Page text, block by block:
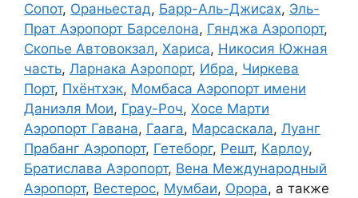
Сопот, Ораньестад, Барр-Аль-Джисах, Эль-
Прат Аэропорт Барселона, Гянджа Аэропорт,
Скопье Автовокзал, Хариса, Никосия Южная
часть, Ларнака Аэропорт, Ибра, Чиркева
Порт, Пхёнтхэк, Момбаса Аэропорт имени
Даниэля Мои, Грау-Роч, Хосе Марти
Аэропорт Гавана, Гаага, Марсаскала, Луанг
Прабанг Аэропорт, Гетеборг, Решт, Карлоу,
Братислава Аэропорт, Вена Международный
Аэропорт, Вестерос, Мумбаи, Орора, а также